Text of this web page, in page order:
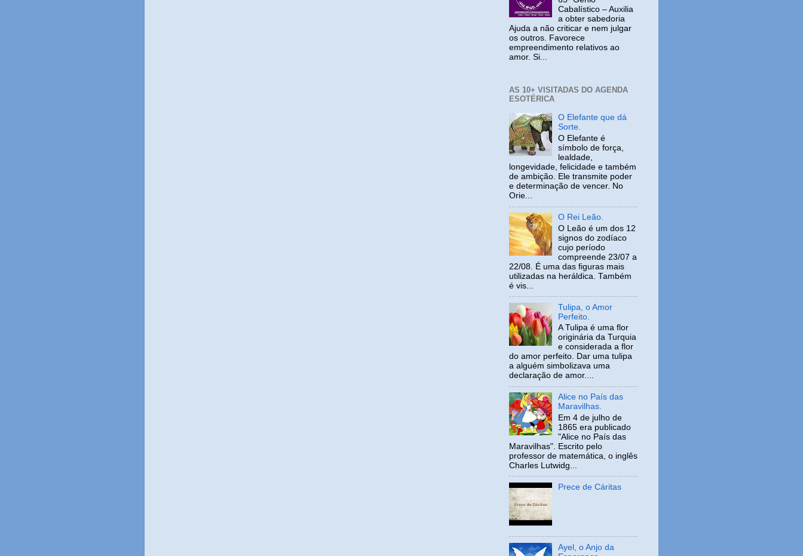
Cabalístico – Auxilia
a obter sabedoria
Ajuda a não criticar e nem julgar
os outros. Favorece
empreendimento relativos ao
amor. Si...
AS 10+ VISITADAS DO AGENDA
ESOTÉRICA
O Elefante que dá
Sorte.
O Elefante é
símbolo de força,
lealdade,
longevidade, felicidade e também
de ambição. Ele transmite poder
e determinação de vencer. No
Orie...
O Rei Leão.
O Leão é um dos 12
signos do zodíaco
cujo período
compreende 23/07 a
22/08. É uma das figuras mais
utilizadas na heráldica. Também
é vis...
Tulipa, o Amor
Perfeito.
A Tulipa é uma flor
originária da Turquia
e considerada a flor
do amor perfeito. Dar uma tulipa
a alguém simbolizava uma
declaração de amor....
Alice no País das
Maravilhas.
Em 4 de julho de
1865 era publicado
"Alice no País das
Maravilhas". Escrito pelo
professor de matemática, o inglês
Charles Lutwidg...
Prece de Cáritas
Ayel, o Anjo da